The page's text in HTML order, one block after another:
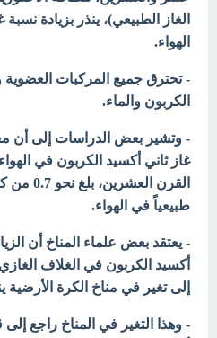
الغاز الطبيعي)، ينذر بزيادة
الهواء.
- تحترق جميع المركبات العضوية
الكربون والماء.
- وتشير بعض الدراسات إلى أن
غاز ثاني أكسيد الكربون في
القرن
طبيعياً في الهواء.
- يعتقد بعض علماء المناخ أن
أكسيد الكربون في الغلاف
إلى تغير في مناخ الكرة
- وهذا التغير في المناخ راجع